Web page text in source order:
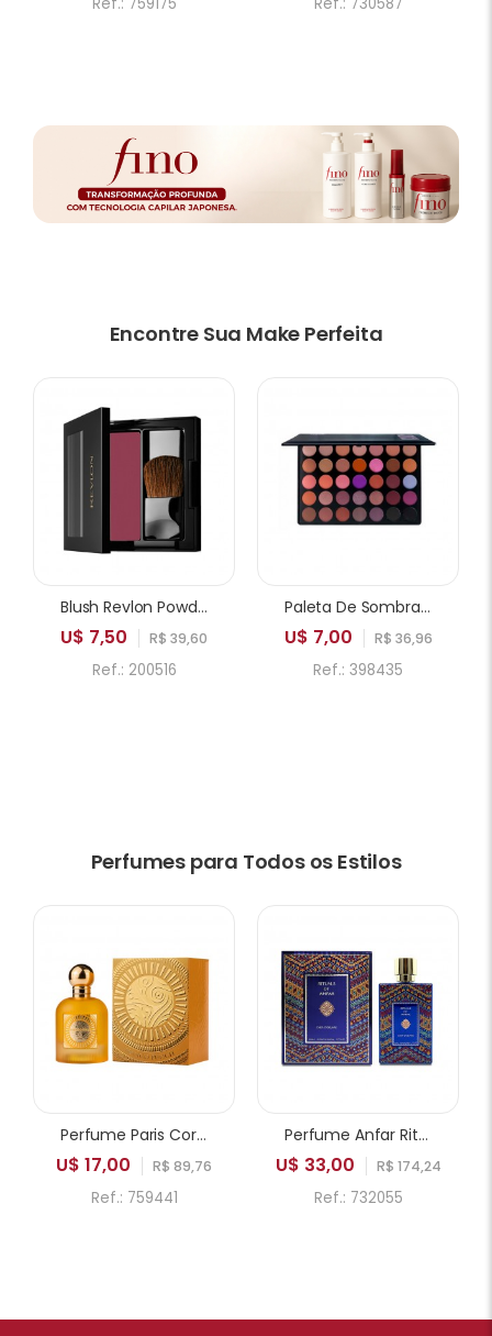
Ref.: 759175 Ref.: 730587
Encontre Sua Make Perfeita
Blush Revlon Powder 005 Playfull
U$ 7,50 R$ 39,60
Ref.: 200516
Paleta De Sombras ICANDY Sweetie Cake 35A 35 Cores
U$ 7,00 R$ 36,96
Ref.: 398435
Perfumes para Todos os Estilos
Perfume Paris Corner Emir Mango Punch EDP Unissex 100ml
U$ 17,00 R$ 89,76
Ref.: 759441
Perfume Anfar Rituals of Anfar Chef-D'oeuvre Extrait de Parfum Unissex 80ml
U$ 33,00 R$ 174,24
Ref.: 732055